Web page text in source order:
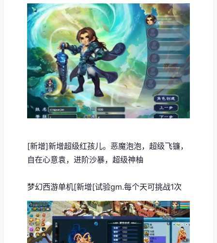
[新增]新增超级红孩儿。恶魔泡泡，超级飞镰，
自在心意袁，进阶沙暴，超级神柚
梦幻西游单机[新增[试验gm.每个天可挑战1次